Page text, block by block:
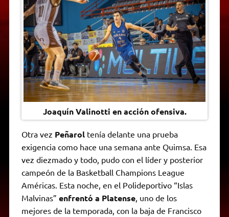
A
p
p
r
a
m
e
r
n
g
e
r
i
n
k
F
r
i
e
n
d
l
y
Joaquín Valinotti en acción ofensiva.
Otra vez Peñarol tenía delante una prueba
exigencia como hace una semana ante Quimsa. Esa
vez diezmado y todo, pudo con el líder y posterior
campeón de la Basketball Champions League
Américas. Esta noche, en el Polideportivo “Islas
Malvinas” enfrentó a Platense, uno de los
mejores de la temporada, con la baja de Francisco